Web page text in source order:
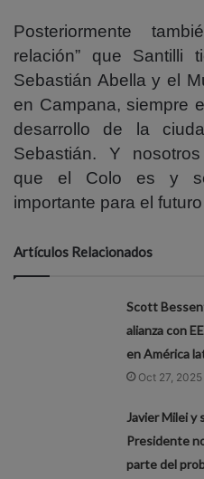
Posteriormente
relación” que Santilli
Sebastián Abella y el
en Campana, siempre
desarrollo de la
Sebastián. Y
que el Colo es y
importante para el
Artículos Relacionados
Scott
alianza con
en América
Oct 27, 2025
Javier Milei y
Presidente
parte del